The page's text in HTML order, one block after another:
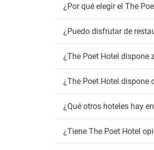
¿Por qué elegir el The
¿Puedo disfrutar de
¿The Poet Hotel dispone
¿The Poet Hotel dispone
¿Qué otros hoteles hay
¿Tiene The Poet Hotel